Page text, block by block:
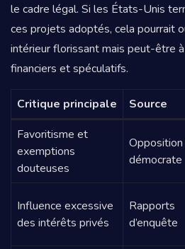
le cadre légal. Si les États-Unis
ces projets adoptés, cela pourrait
intérieur florissant mais peut-être à
financiers et spéculatifs.
Critique principale Source
Favoritisme et
exemptions
douteuses
Opposition
démocrate
Influence excessive
des intérêts privés
Rapports
d’enquête